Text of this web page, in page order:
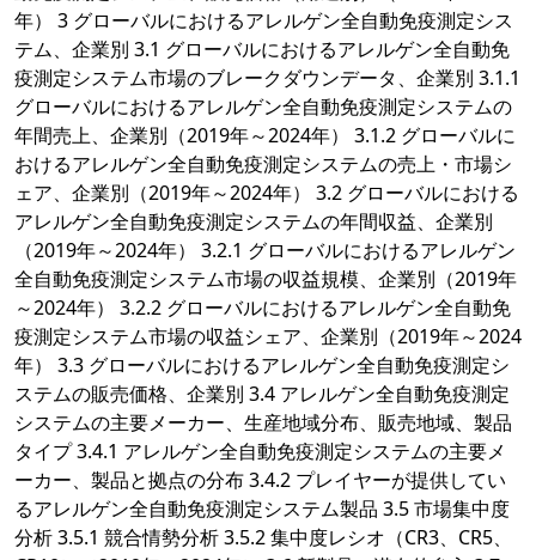
年） 3 グローバルにおけるアレルゲン全自動免疫測定シス
テム、企業別 3.1 グローバルにおけるアレルゲン全自動免
疫測定システム市場のブレークダウンデータ、企業別 3.1.1
グローバルにおけるアレルゲン全自動免疫測定システムの
年間売上、企業別（2019年～2024年） 3.1.2 グローバルに
おけるアレルゲン全自動免疫測定システムの売上・市場シ
ェア、企業別（2019年～2024年） 3.2 グローバルにおける
アレルゲン全自動免疫測定システムの年間収益、企業別
（2019年～2024年） 3.2.1 グローバルにおけるアレルゲン
全自動免疫測定システム市場の収益規模、企業別（2019年
～2024年） 3.2.2 グローバルにおけるアレルゲン全自動免
疫測定システム市場の収益シェア、企業別（2019年～2024
年） 3.3 グローバルにおけるアレルゲン全自動免疫測定シ
ステムの販売価格、企業別 3.4 アレルゲン全自動免疫測定
システムの主要メーカー、生産地域分布、販売地域、製品
タイプ 3.4.1 アレルゲン全自動免疫測定システムの主要メ
ーカー、製品と拠点の分布 3.4.2 プレイヤーが提供してい
るアレルゲン全自動免疫測定システム製品 3.5 市場集中度
分析 3.5.1 競合情勢分析 3.5.2 集中度レシオ（CR3、CR5、